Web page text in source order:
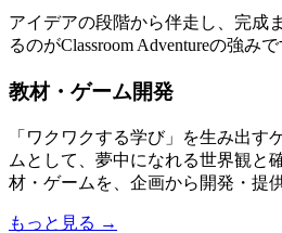
アイデアの段階から伴走し、完成
るのがClassroom Adventureの強みで
教材・ゲーム開発
「ワクワクする学び」を生み出す
ムとして、夢中になれる世界観と
材・ゲームを、企画から開発・提
もっと見る →